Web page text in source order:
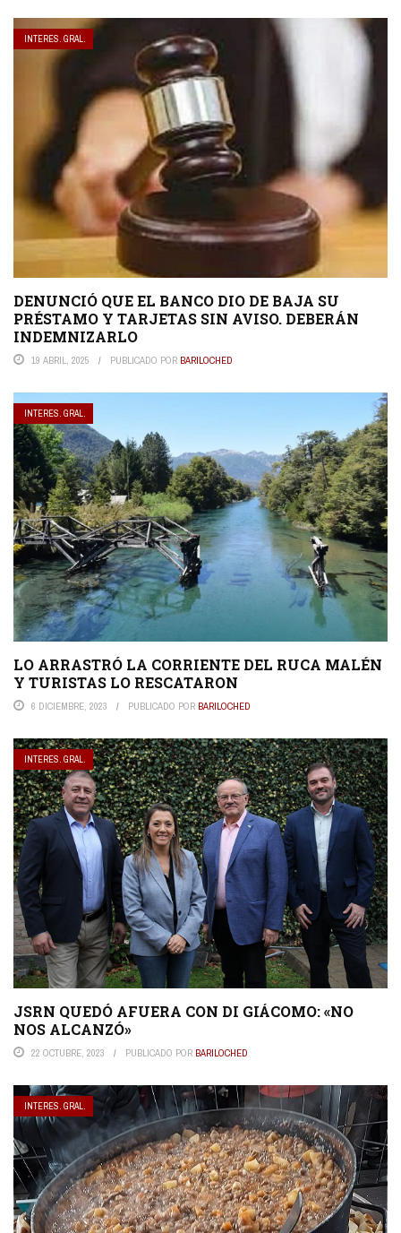
INTERES. GRAL.
DENUNCIÓ QUE EL BANCO DIO DE BAJA SU
PRÉSTAMO Y TARJETAS SIN AVISO. DEBERÁN
INDEMNIZARLO
19 ABRIL, 2025 PUBLICADO POR BARILOCHED
INTERES. GRAL.
LO ARRASTRÓ LA CORRIENTE DEL RUCA MALÉN
Y TURISTAS LO RESCATARON
6 DICIEMBRE, 2023 PUBLICADO POR BARILOCHED
INTERES. GRAL.
JSRN QUEDÓ AFUERA CON DI GIÁCOMO: «NO
NOS ALCANZÓ»
22 OCTUBRE, 2023 PUBLICADO POR BARILOCHED
INTERES. GRAL.